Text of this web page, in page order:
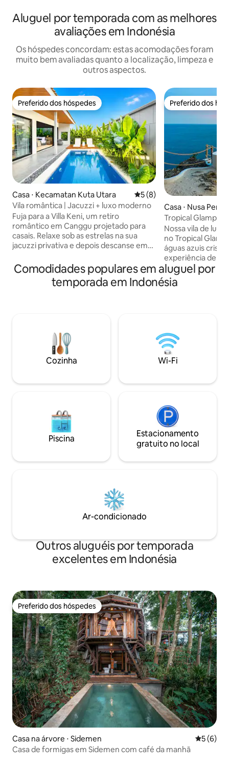
Aluguel por temporada com as melhores
avaliações em Indonésia
Os hóspedes concordam: estas acomodações foram
muito bem avaliadas quanto a localização, limpeza e
outros aspectos.
Preferido dos hóspedes
Preferido dos hóspedes
Casa ⋅ Kecamatan Kuta Utara 5 de uma avaliação média
5 (8)
Vila romântica | Jacuzzi + luxo moderno
Fuja para a Villa Keni, um retiro
romântico em Canggu projetado para
casais. Relaxe sob as estrelas na sua
jacuzzi privativa e depois descanse em
texturas naturais aconchegantes. 2
quartos, 2 banheiros, acomoda até 4
pessoas. A sala de estar em plano
curta distância a pé dos melhores cafés,
praias e arrozais de Canggu. Um
santuário tranquilo para desacelerar e se
Preferido dos
Preferido dos
Casa ⋅ Nusa
Tropical Glamping
vista para o mar
Nossa vila de lua
no Tropical
águas azuis
experiência de
natureza. É um
de conteúdo e
o mar e
Ocean Views
Piscina pequena Big Pool A 5 minutos da
Diamond Beach
cortesia Ar
Comodidades populares em aluguel por
temporada em Indonésia
Cozinha Wi-Fi
Piscina
Estacionamento
gratuito no local
Ar-condicionado
Outros aluguéis por temporada
excelentes em Indonésia
Preferido dos hóspedes
Preferido dos hóspedes
Casa na árvore ⋅ Sidemen 5 de
5 (6)
Casa de formigas em Sidemen com café da manhã